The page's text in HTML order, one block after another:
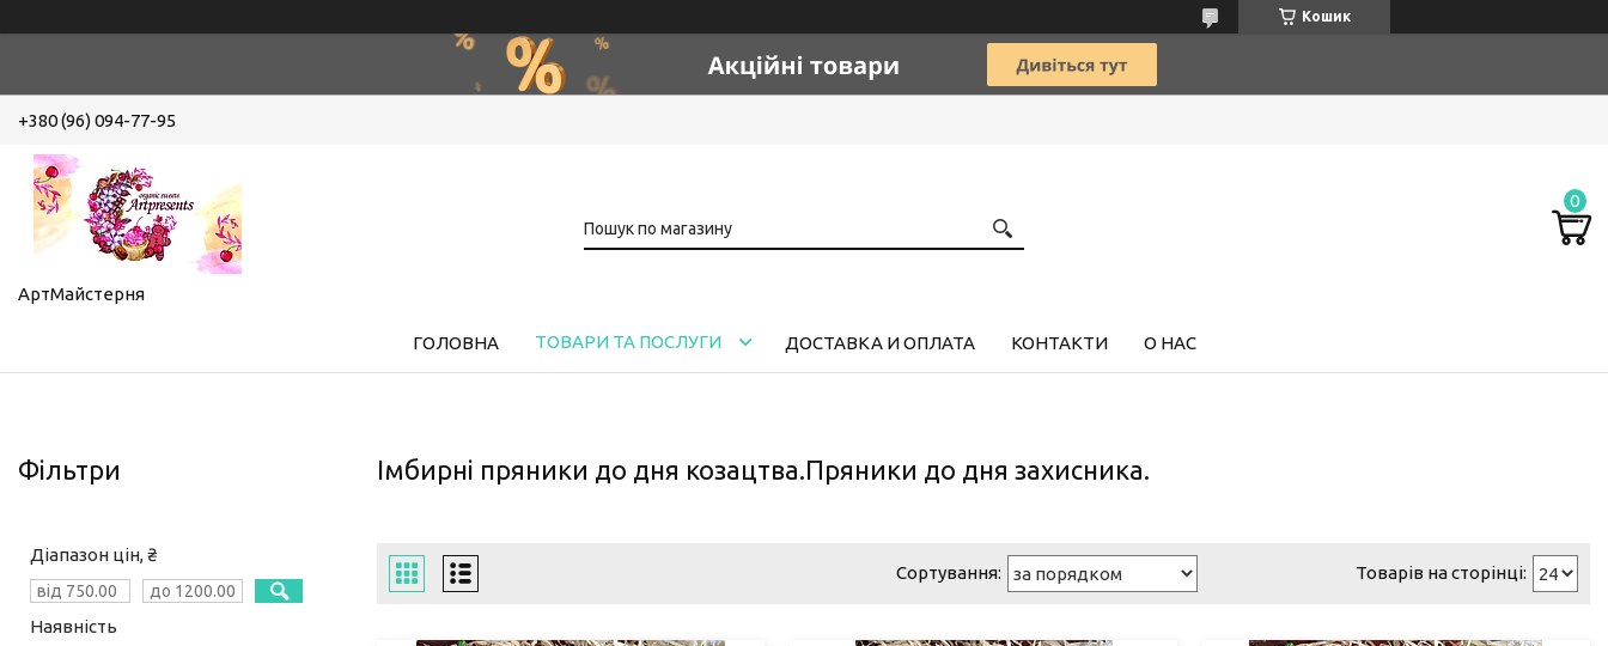
Кошик
+380 (96) 094-77-95
АртМайстерня
ГОЛОВНА ТОВАРИ ТА ПОСЛУГИ ДОСТАВКА И ОПЛАТА КОНТАКТИ О НАС
Імбирні пряники до дня козацтва.Пряники до дня захисника.
Фільтри
Діапазон цін, ₴
Наявність